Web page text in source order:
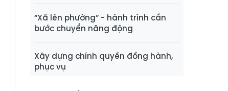
“Xã lên phường” - hành trình cần
bước chuyển năng động
Xây dựng chính quyền đồng hành,
phục vụ